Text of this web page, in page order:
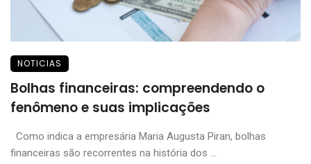
NOTICIAS
Bolhas financeiras: compreendendo o
fenômeno e suas implicações
Como indica a empresária Maria Augusta Piran, bolhas
financeiras são recorrentes na história dos ...